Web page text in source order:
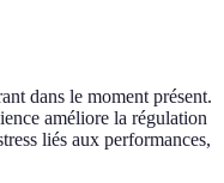
dans le moment présent.
améliore la régulation
liés aux performances,